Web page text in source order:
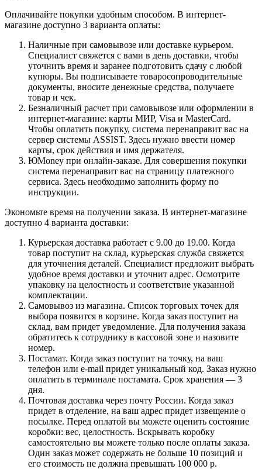
Оплачивайте покупки удобным способом. В интернет-
магазине доступно 3 варианта оплаты:
Наличные при самовывозе или доставке курьером.
Специалист свяжется с вами в день доставки, чтобы
уточнить время и заранее подготовить сдачу с любой
купюры. Вы подписываете товаросопроводительные
документы, вносите денежные средства, получаете
товар и чек.
Безналичный расчет при самовывозе или оформлении в
интернет-магазине: карты МИР, Visa и MasterCard.
Чтобы оплатить покупку, система перенаправит вас на
сервер системы ASSIST. Здесь нужно ввести номер
карты, срок действия и имя держателя.
ЮMoney при онлайн-заказе. Для совершения покупки
система перенаправит вас на страницу платежного
сервиса. Здесь необходимо заполнить форму по
инструкции.
Экономьте время на получении заказа. В интернет-магазине
доступно 4 варианта доставки:
Курьерская доставка работает с 9.00 до 19.00. Когда
товар поступит на склад, курьерская служба свяжется
для уточнения деталей. Специалист предложит выбрать
удобное время доставки и уточнит адрес. Осмотрите
упаковку на целостность и соответствие указанной
комплектации.
Самовывоз из магазина. Список торговых точек для
выбора появится в корзине. Когда заказ поступит на
склад, вам придет уведомление. Для получения заказа
обратитесь к сотруднику в кассовой зоне и назовите
номер.
Постамат. Когда заказ поступит на точку, на ваш
телефон или e-mail придет уникальный код. Заказ нужно
оплатить в терминале постамата. Срок хранения — 3
дня.
Почтовая доставка через почту России. Когда заказ
придет в отделение, на ваш адрес придет извещение о
посылке. Перед оплатой вы можете оценить состояние
коробки: вес, целостность. Вскрывать коробку
самостоятельно вы можете только после оплаты заказа.
Один заказ может содержать не больше 10 позиций и
его стоимость не должна превышать 100 000 р.